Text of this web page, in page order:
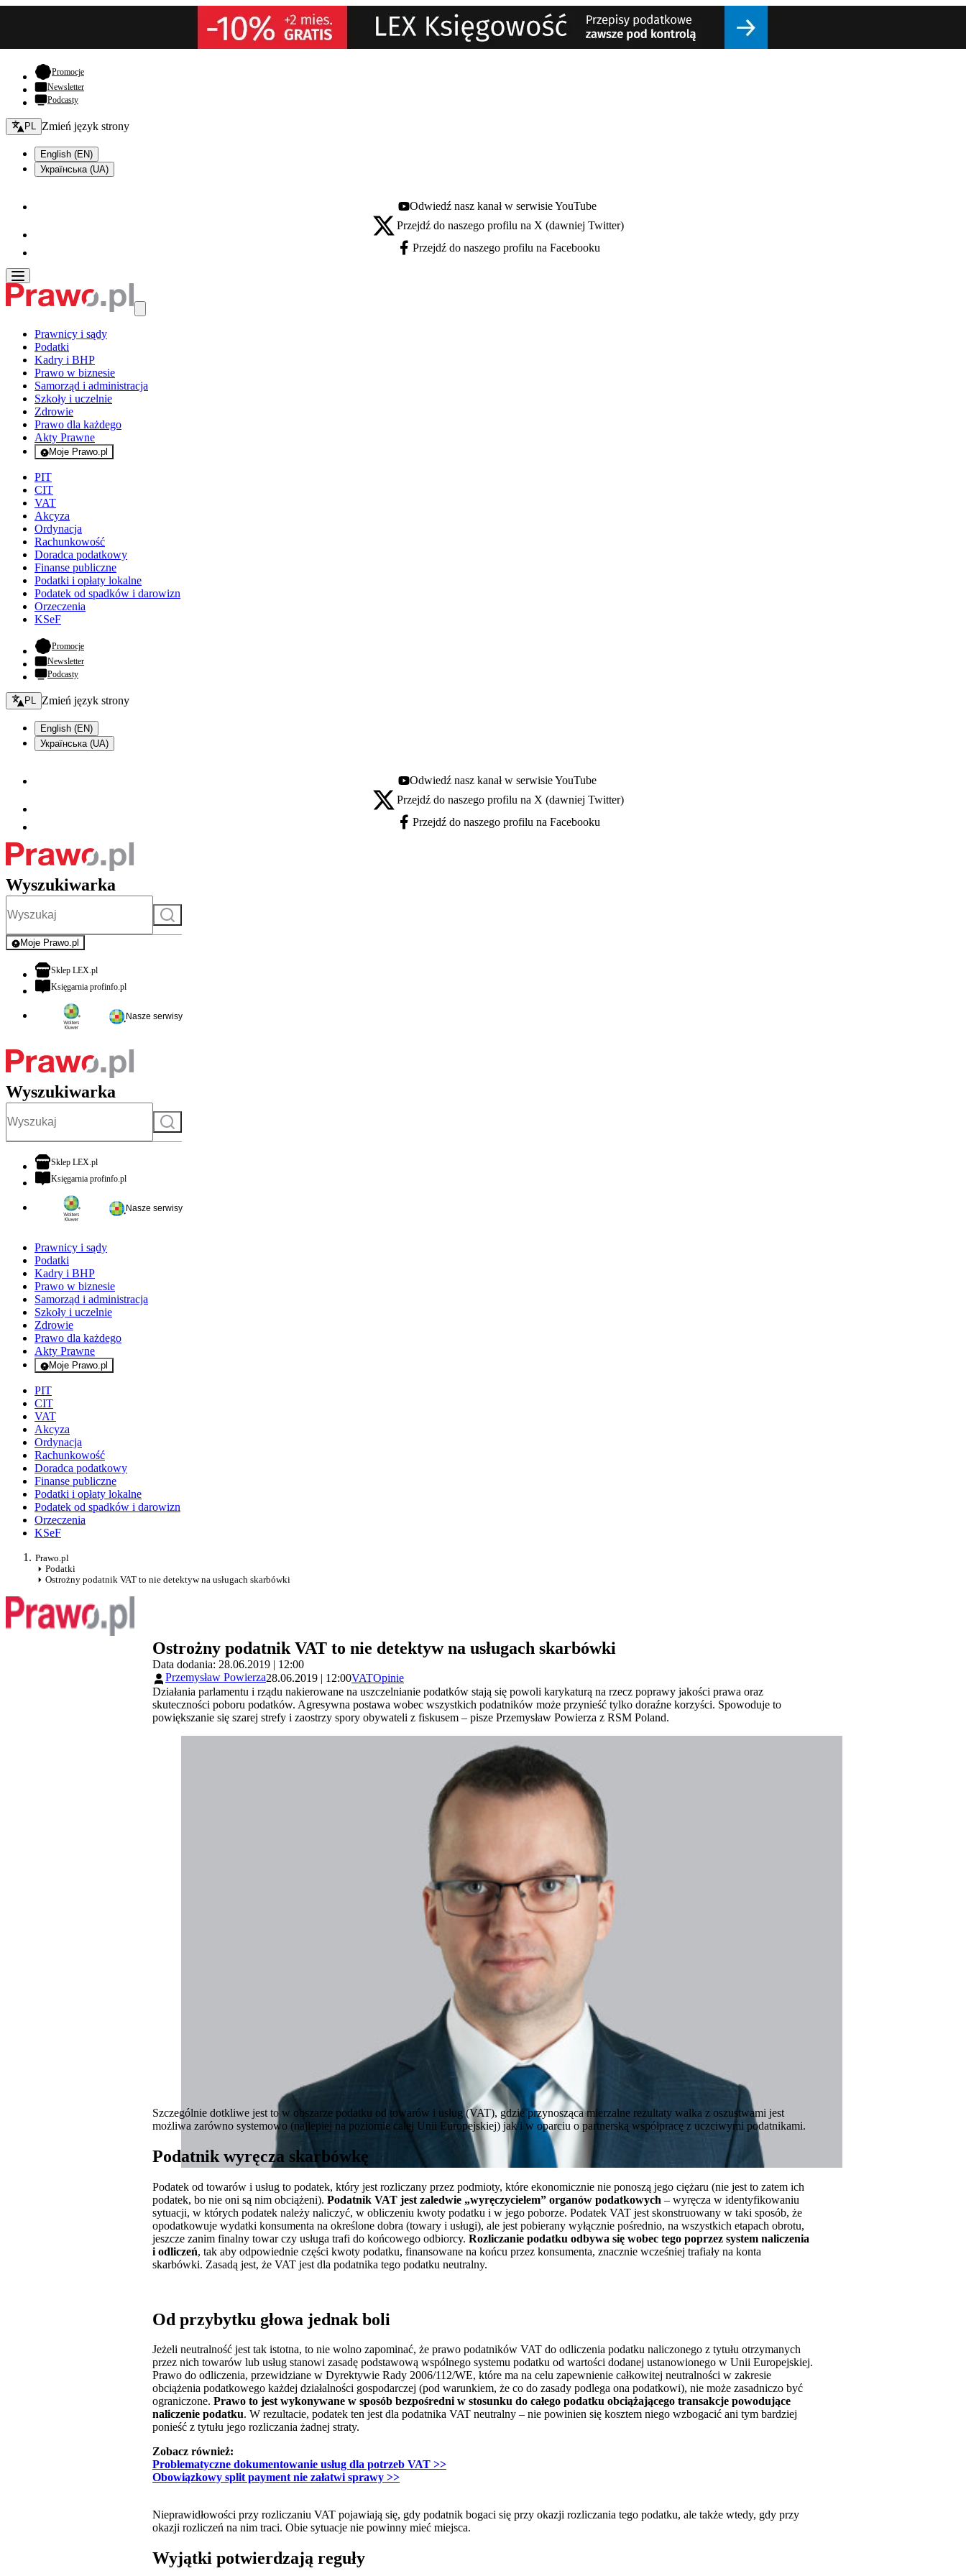
Promocje- otwiera się w nowej karcie
Newsletter
Podcasty
Zmień język - bieżący:
PL Zmień język strony
English (EN)
Українська (UA)
Youtube - otwiera się w nowej karcie
Odwiedź nasz kanał w serwisie YouTube
X - otwiera się w nowej karcie
Przejdź do naszego profilu na X (dawniej Twitter)
Facebook - otwiera się w nowej karcie
Przejdź do naszego profilu na Facebooku
Prawnicy i sądy
Podatki
Kadry i BHP
Prawo w biznesie
Samorząd i administracja
Szkoły i uczelnie
Zdrowie
Prawo dla każdego
Akty Prawne
Moje Prawo.pl
- rejestracja i logowanie do serwisu
PIT
CIT
VAT
Akcyza
Ordynacja
Rachunkowość
Doradca podatkowy
Finanse publiczne
Podatki i opłaty lokalne
Podatek od spadków i darowizn
Orzeczenia
KSeF
Promocje- otwiera się w nowej karcie
Newsletter
Podcasty
Zmień język - bieżący:
PL Zmień język strony
English (EN)
Українська (UA)
Youtube - otwiera się w nowej karcie
Odwiedź nasz kanał w serwisie YouTube
X - otwiera się w nowej karcie
Przejdź do naszego profilu na X (dawniej Twitter)
Facebook - otwiera się w nowej karcie
Przejdź do naszego profilu na Facebooku
Wyszukiwarka
Szukaj
Moje Prawo.pl
- rejestracja i logowanie do serwisu
Sklep LEX.plotwiera się w nowej karcie
Księgarnia profinfo.plotwiera się w nowej karcie
Nasze serwisy
Wyszukiwarka
Szukaj
Sklep LEX.plotwiera się w nowej karcie
Księgarnia profinfo.plotwiera się w nowej karcie
Nasze serwisy
Prawnicy i sądy
Podatki
Kadry i BHP
Prawo w biznesie
Samorząd i administracja
Szkoły i uczelnie
Zdrowie
Prawo dla każdego
Akty Prawne
Moje Prawo.pl
- rejestracja i logowanie do serwisu
PIT
CIT
VAT
Akcyza
Ordynacja
Rachunkowość
Doradca podatkowy
Finanse publiczne
Podatki i opłaty lokalne
Podatek od spadków i darowizn
Orzeczenia
KSeF
Prawo.pl
Podatki
Ostrożny podatnik VAT to nie detektyw na usługach skarbówki
Ostrożny podatnik VAT to nie detektyw na usługach skarbówki
Data dodania: 28.06.2019 | 12:00
Przemysław Powierza28.06.2019 | 12:00VATOpinie
Działania parlamentu i rządu nakierowane na uszczelnianie podatków stają się powoli karykaturą na rzecz poprawy jakości prawa oraz
skuteczności poboru podatków. Agresywna postawa wobec wszystkich podatników może przynieść tylko doraźne korzyści. Spowoduje to
powiększanie się szarej strefy i zaostrzy spory obywateli z fiskusem – pisze Przemysław Powierza z RSM Poland.
Szczególnie dotkliwe jest to w obszarze podatku od towarów i usług (VAT), gdzie przynosząca mierzalne rezultaty walka z oszustwami jest
możliwa zarówno systemowo (najlepiej na poziomie całej Unii Europejskiej) jak i w oparciu o partnerską współpracę z uczciwymi podatnikami.
Podatnik wyręcza skarbówkę
Podatek od towarów i usług to podatek, który jest rozliczany przez podmioty, które ekonomicznie nie ponoszą jego ciężaru (nie jest to zatem ich
podatek, bo nie oni są nim obciążeni). Podatnik VAT jest zaledwie „wyręczycielem” organów podatkowych – wyręcza w identyfikowaniu
sytuacji, w których podatek należy naliczyć, w obliczeniu kwoty podatku i w jego poborze. Podatek VAT jest skonstruowany w taki sposób, że
opodatkowuje wydatki konsumenta na określone dobra (towary i usługi), ale jest pobierany wyłącznie pośrednio, na wszystkich etapach obrotu,
jeszcze zanim finalny towar czy usługa trafi do końcowego odbiorcy. Rozliczanie podatku odbywa się wobec tego poprzez system naliczenia
i odliczeń, tak aby odpowiednie części kwoty podatku, finansowane na końcu przez konsumenta, znacznie wcześniej trafiały na konta
skarbówki. Zasadą jest, że VAT jest dla podatnika tego podatku neutralny.
Od przybytku głowa jednak boli
Jeżeli neutralność jest tak istotna, to nie wolno zapominać, że prawo podatników VAT do odliczenia podatku naliczonego z tytułu otrzymanych
przez nich towarów lub usług stanowi zasadę podstawową wspólnego systemu podatku od wartości dodanej ustanowionego w Unii Europejskiej.
Prawo do odliczenia, przewidziane w Dyrektywie Rady 2006/112/WE, które ma na celu zapewnienie całkowitej neutralności w zakresie
obciążenia podatkowego każdej działalności gospodarczej (pod warunkiem, że co do zasady podlega ona podatkowi), nie może zasadniczo być
ograniczone. Prawo to jest wykonywane w sposób bezpośredni w stosunku do całego podatku obciążającego transakcje powodujące
naliczenie podatku. W rezultacie, podatek ten jest dla podatnika VAT neutralny – nie powinien się kosztem niego wzbogacić ani tym bardziej
ponieść z tytułu jego rozliczania żadnej straty.
Zobacz również:
Problematyczne dokumentowanie usług dla potrzeb VAT >>
Obowiązkowy split payment nie załatwi sprawy >>
Nieprawidłowości przy rozliczaniu VAT pojawiają się, gdy podatnik bogaci się przy okazji rozliczania tego podatku, ale także wtedy, gdy przy
okazji rozliczeń na nim traci. Obie sytuacje nie powinny mieć miejsca.
Wyjątki potwierdzają reguły